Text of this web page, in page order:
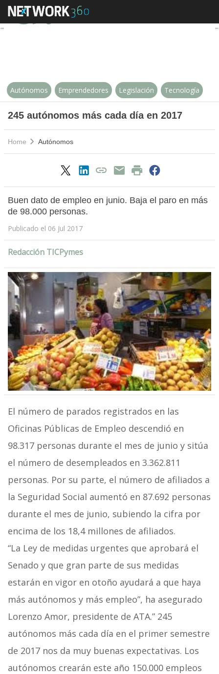
245 autónomos más cada día en
Autónomos Emprendedores Legislación Tecnología
245 autónomos más cada día en 2017
Home Autónomos
Buen dato de empleo en junio. Baja el paro en más
de 98.000 personas.
Publicado el 06 Jul 2017
Redacción TICPymes
El número de parados registrados en las
Oficinas Públicas de Empleo descendió en
98.317 personas durante el mes de junio y sitúa
el número de desempleados en 3.362.811
personas. Por su parte, el número de afiliados a
la Seguridad Social aumentó en 87.692 personas
durante el mes de junio, subiendo la cifra por
encima de los 18,4 millones de afiliados.
“La Ley de medidas urgentes que aprobará el
Senado y que gran parte de sus medidas
estarán en vigor en otoño ayudará a que haya
más autónomos y más empleo”, ha asegurado
Lorenzo Amor, presidente de ATA.” 245
autónomos más cada día en el primer semestre
de 2017 nos da muy buenas expectativas. Los
autónomos crearán este año 150.000 empleos